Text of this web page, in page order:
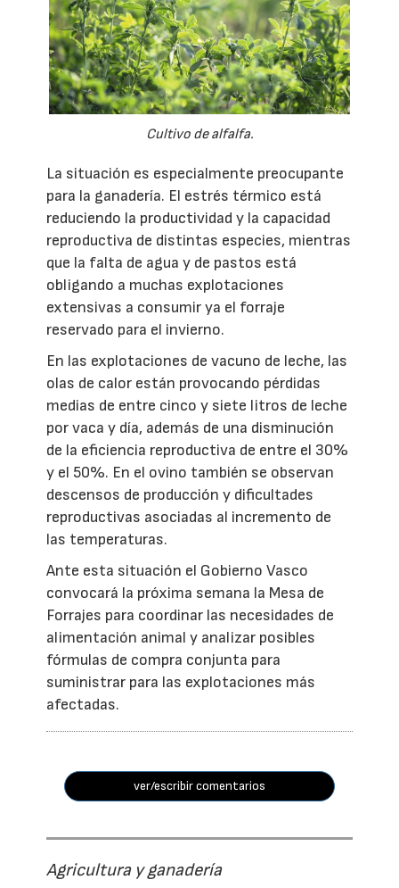
Cultivo de alfalfa.
La situación es especialmente preocupante
para la ganadería. El estrés térmico está
reduciendo la productividad y la capacidad
reproductiva de distintas especies, mientras
que la falta de agua y de pastos está
obligando a muchas explotaciones
extensivas a consumir ya el forraje
reservado para el invierno.
En las explotaciones de vacuno de leche, las
olas de calor están provocando pérdidas
medias de entre cinco y siete litros de leche
por vaca y día, además de una disminución
de la eficiencia reproductiva de entre el 30%
y el 50%. En el ovino también se observan
descensos de producción y dificultades
reproductivas asociadas al incremento de
las temperaturas.
Ante esta situación el Gobierno Vasco
convocará la próxima semana la Mesa de
Forrajes para coordinar las necesidades de
alimentación animal y analizar posibles
fórmulas de compra conjunta para
suministrar para las explotaciones más
afectadas.
ver/escribir comentarios
Agricultura y ganadería